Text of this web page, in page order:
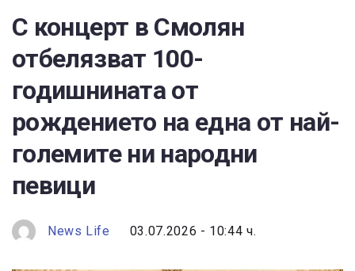
С концерт в Смолян
отбелязват 100-
годишнината от
рождението на една от най-
големите ни народни
певици
News Life 03.07.2026 - 10:44 ч.